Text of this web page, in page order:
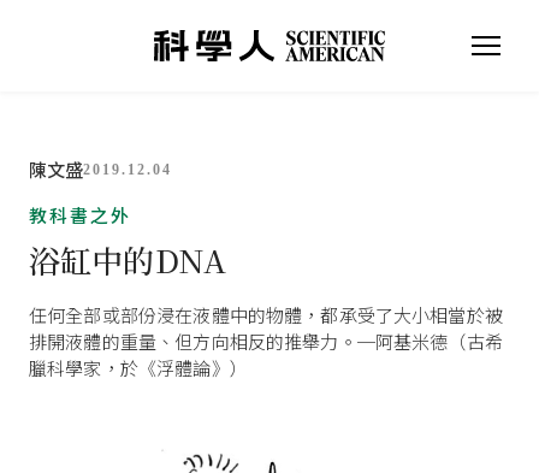
陳文盛2019.12.04
教科書之外
浴缸中的DNA
任何全部或部份浸在液體中的物體，都承受了大小相當於被
排開液體的重量、但方向相反的推舉力。─阿基米德（古希
臘科學家，於《浮體論》）